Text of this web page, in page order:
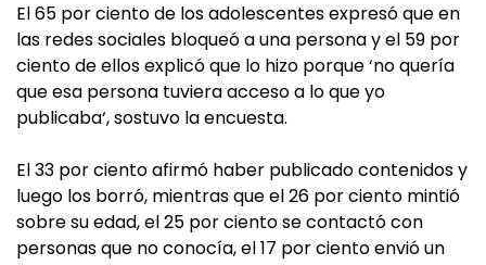
El 65 por ciento de los adolescentes expresó que en
las redes sociales bloqueó a una persona y el 59 por
ciento de ellos explicó que lo hizo porque ‘no quería
que esa persona tuviera acceso a lo que yo
publicaba‘, sostuvo la encuesta.
El 33 por ciento afirmó haber publicado contenidos y
luego los borró, mientras que el 26 por ciento mintió
sobre su edad, el 25 por ciento se contactó con
personas que no conocía, el 17 por ciento envió un